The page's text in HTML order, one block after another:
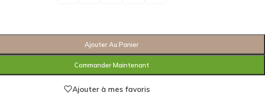
Ajouter Au Panier
Commander Maintenant
Ajouter à mes favoris